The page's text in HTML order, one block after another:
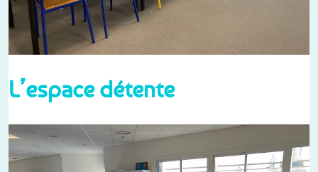
L’espace détente